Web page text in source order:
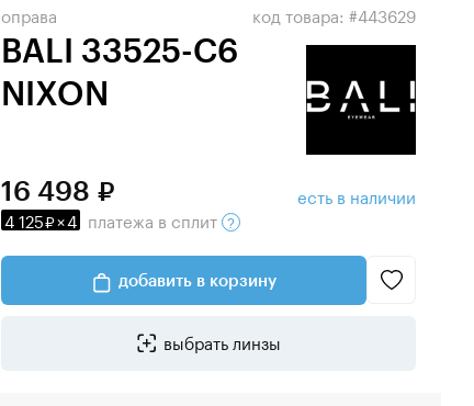
оправа
BALI 33525-C6
NIXON
код товара: #443629
16 498
4 125 ×4 платежа в сплит
есть в наличии
добавить в корзину
выбрать линзы